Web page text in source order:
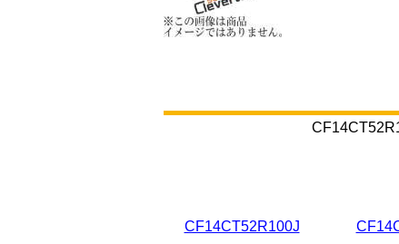
CF14CT52R100J